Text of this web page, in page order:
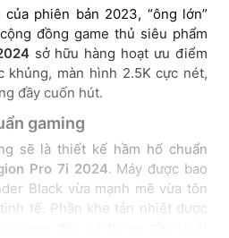
phiên bản 2023, “ông lớn”
đồng game thủ siêu phẩm
sở hữu hàng hoạt ưu điểm
khủng, màn hình 2.5K cực nét,
đầy cuốn hút.
gaming
sẽ là thiết kế hầm hố chuẩn
Pro 7i 2024. Máy được bao
Black vừa mạnh mẽ vừa tôn
tế. Phần khe tản nhiệt được